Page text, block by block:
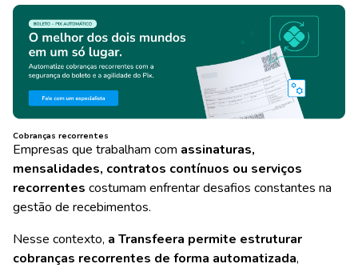
Cobranças recorrentes
Empresas que trabalham com assinaturas,
mensalidades, contratos contínuos ou serviços
recorrentes costumam enfrentar desafios constantes na
gestão de recebimentos.
Nesse contexto, a Transfeera permite estruturar
cobranças recorrentes de forma automatizada,